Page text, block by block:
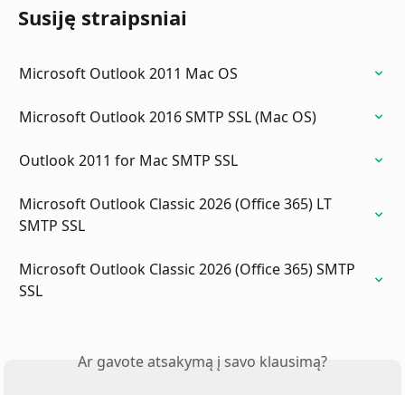
Susiję straipsniai
Microsoft Outlook 2011 Mac OS
Microsoft Outlook 2016 SMTP SSL (Mac OS)
Outlook 2011 for Mac SMTP SSL
Microsoft Outlook Classic 2026 (Office 365) LT
SMTP SSL
Microsoft Outlook Classic 2026 (Office 365) SMTP
SSL
Ar gavote atsakymą į savo klausimą?